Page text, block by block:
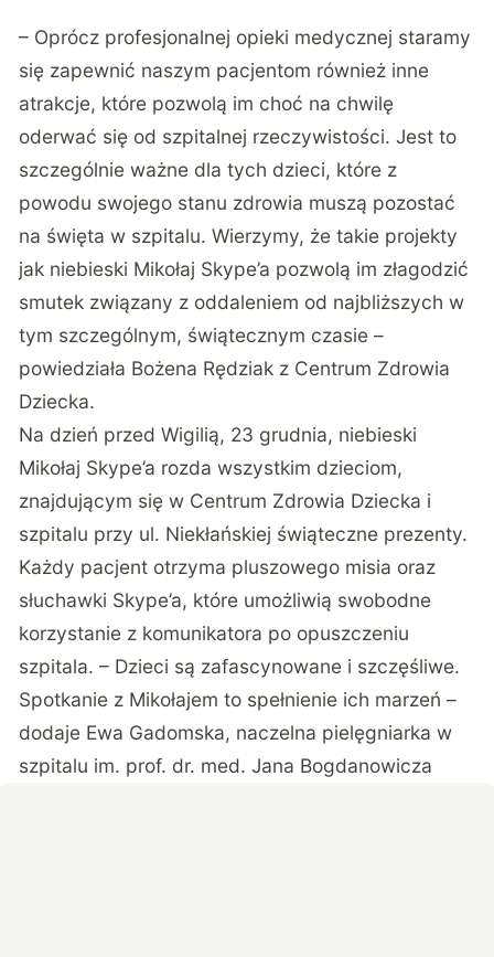
– Oprócz profesjonalnej opieki medycznej staramy
się zapewnić naszym pacjentom również inne
atrakcje, które pozwolą im choć na chwilę
oderwać się od szpitalnej rzeczywistości. Jest to
szczególnie ważne dla tych dzieci, które z
powodu swojego stanu zdrowia muszą pozostać
na święta w szpitalu. Wierzymy, że takie projekty
jak niebieski Mikołaj Skype’a pozwolą im złagodzić
smutek związany z oddaleniem od najbliższych w
tym szczególnym, świątecznym czasie –
powiedziała Bożena Rędziak z Centrum Zdrowia
Dziecka.
Na dzień przed Wigilią, 23 grudnia, niebieski
Mikołaj Skype’a rozda wszystkim dzieciom,
znajdującym się w Centrum Zdrowia Dziecka i
szpitalu przy ul. Niekłańskiej świąteczne prezenty.
Każdy pacjent otrzyma pluszowego misia oraz
słuchawki Skype’a, które umożliwią swobodne
korzystanie z komunikatora po opuszczeniu
szpitala. – Dzieci są zafascynowane i szczęśliwe.
Spotkanie z Mikołajem to spełnienie ich marzeń –
dodaje Ewa Gadomska, naczelna pielęgniarka w
szpitalu im. prof. dr. med. Jana Bogdanowicza